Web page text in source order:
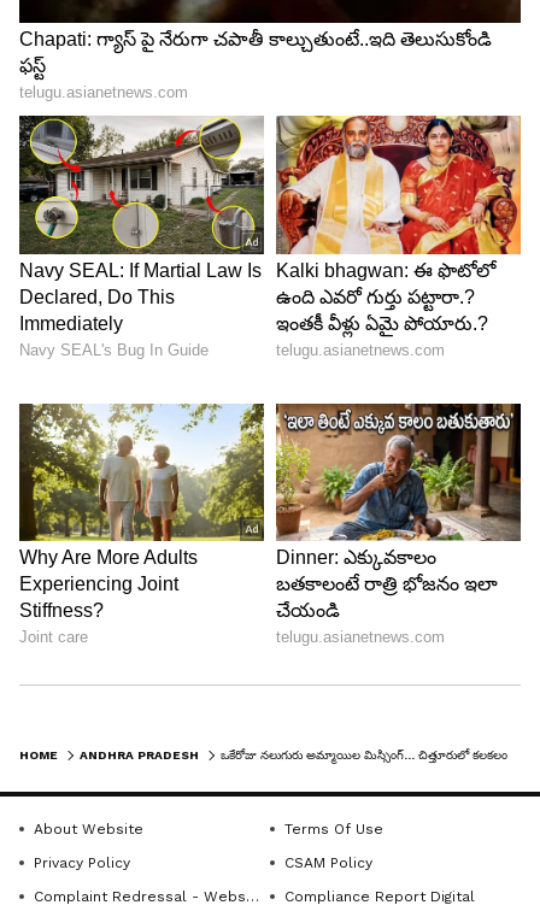
HOME ANDHRA PRADESH ఒకేరోజు నలుగురు అమ్మాయిల మిస్సింగ్... చిత్తూరులో కలకలం
About Website
Terms Of Use
Privacy Policy
CSAM Policy
Complaint Redressal - Website
Compliance Report Digital